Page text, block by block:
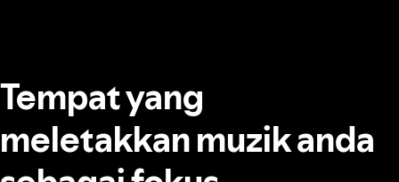
Tempat yang
meletakkan muzik anda